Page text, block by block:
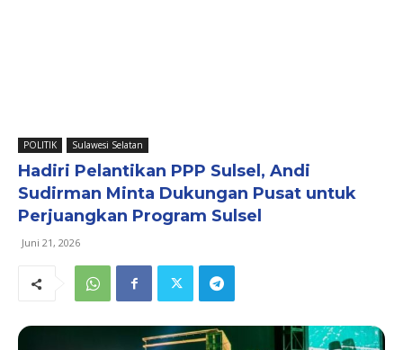
POLITIK Sulawesi Selatan
Hadiri Pelantikan PPP Sulsel, Andi
Sudirman Minta Dukungan Pusat untuk
Perjuangkan Program Sulsel
Juni 21, 2026